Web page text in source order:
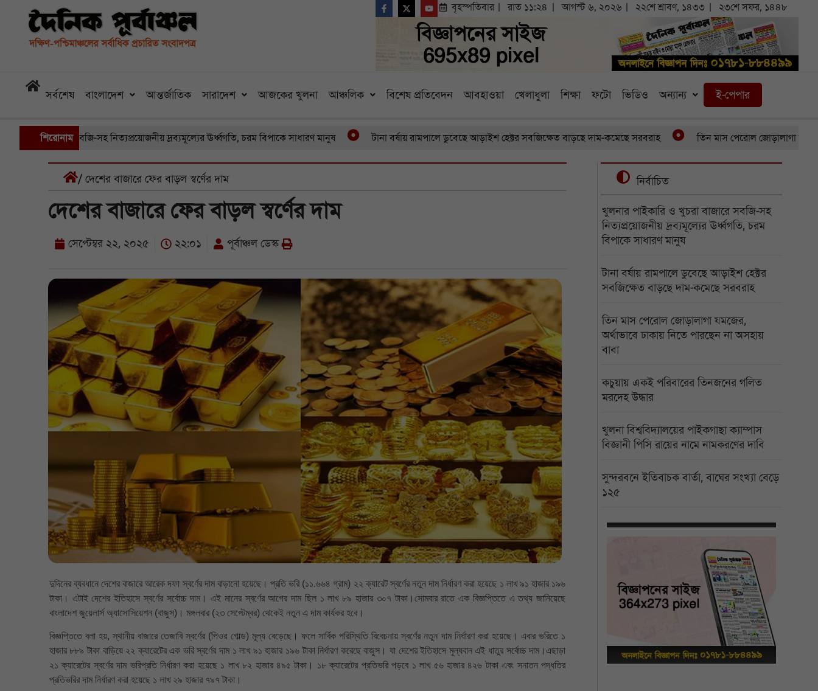
বৃহস্পতিবার রাত ১১:২৪ আগস্ট ৬, ২০২৬ ২২শে শ্রাবণ, ১৪৩৩ ২৩শে সফর, ১৪৪৮
সর্বশেষ বাংলাদেশ আন্তর্জাতিক সারাদেশ আজকের খুলনা আঞ্চলিক বিশেষ প্রতিবেদন আবহাওয়া খেলাধুলা শিক্ষা ফটো ভিডিও অন্যান্য ই-পেপার
শিরোনাম
বাজারে সবজি-সহ নিত্যপ্রয়োজনীয় দ্রব্যমূল্যের ঊর্ধ্বগতি, চরম বিপাকে সাধারণ মানুষ টানা বর্ষায় রামপালে ডুবেছে আড়াইশ হেক্টর সবজিক্ষেত বাড়ছে দাম-কমেছে সরবরাহ তিন মাস পেরোল জোড়ালাগা যমজের,
/ দেশের বাজারে ফের বাড়ল স্বর্ণের দাম
দেশের বাজারে ফের বাড়ল স্বর্ণের দাম
সেপ্টেম্বর ২২, ২০২৫ ২২:০১ পূর্বাঞ্চল ডেস্ক
দুদিনের ব্যবধানে দেশের বাজারে আরেক দফা স্বর্ণের দাম বাড়ানো হয়েছে। প্রতি ভরি (১১.৬৬৪ গ্রাম) ২২ ক্যারেট স্বর্ণের নতুন দাম নির্ধারণ করা হয়েছে ১ লাখ ৯১ হাজার ১৯৬
টাকা। এটাই দেশের ইতিহাসে স্বর্ণের সর্বোচ্চ দাম। এই মানের স্বর্ণের আগের দাম ছিল ১ লাখ ৮৯ হাজার ৩০৭ টাকা।সোমবার রাতে এক বিজ্ঞপ্তিতে এ তথ্য জানিয়েছে
বাংলাদেশ জুয়েলার্স অ্যাসোসিয়েশন (বাজুস)। মঙ্গলবার (২৩ সেপ্টেম্বর) থেকেই নতুন এ দাম কার্যকর হবে।
বিজ্ঞপ্তিতে বলা হয়, স্থানীয় বাজারে তেজাবি স্বর্ণের (পিওর গোল্ড) মূল্য বেড়েছে। ফলে সার্বিক পরিস্থিতি বিবেচনায় স্বর্ণের নতুন দাম নির্ধারণ করা হয়েছে। এবার ভরিতে ১
হাজার ৮৮৯ টাকা বাড়িয়ে ২২ ক্যারেটের এক ভরি স্বর্ণের দাম ১ লাখ ৯১ হাজার ১৯৬ টাকা নির্ধারণ করেছে বাজুস। যা দেশের ইতিহাসে মূল্যবান এই ধাতুর সর্বোচ্চ দাম।এছাড়া
২১ ক্যারেটের স্বর্ণের দাম ভরিপ্রতি নির্ধারণ করা হয়েছে ১ লাখ ৮২ হাজার ৪৯৫ টাকা। ১৮ ক্যারেটের প্রতিভরি পড়বে ১ লাখ ৫৬ হাজার ৪২৬ টাকা এবং সনাতন পদ্ধতির
প্রতিভরির দাম নির্ধারণ করা হয়েছে ১ লাখ ২৯ হাজার ৭৯৭ টাকা।
নির্বাচিত
খুলনার পাইকারি ও খুচরা বাজারে সবজি-সহ
নিত্যপ্রয়োজনীয় দ্রব্যমূল্যের ঊর্ধ্বগতি, চরম
বিপাকে সাধারণ মানুষ
টানা বর্ষায় রামপালে ডুবেছে আড়াইশ হেক্টর
সবজিক্ষেত বাড়ছে দাম-কমেছে সরবরাহ
তিন মাস পেরোল জোড়ালাগা যমজের,
অর্থাভাবে ঢাকায় নিতে পারছেন না অসহায়
বাবা
কচুয়ায় একই পরিবারের তিনজনের গলিত
মরদেহ উদ্ধার
খুলনা বিশ্ববিদ্যালয়ের পাইকগাছা ক্যাম্পাস
বিজ্ঞানী পিসি রায়ের নামে নামকরণের দাবি
সুন্দরবনে ইতিবাচক বার্তা, বাঘের সংখ্যা বেড়ে
১২৫